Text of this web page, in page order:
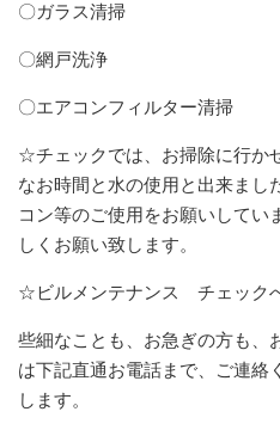
〇ガラス清掃
〇網戸洗浄
〇エアコンフィルター清掃
☆チェックでは、お掃除に行か
なお時間と水の使用と出来まし
コン等のご使用をお願いしてい
しくお願い致します。
☆ビルメンテナンス チェック
些細なことも、お急ぎの方も、
は下記直通お電話まで、ご連絡
します。